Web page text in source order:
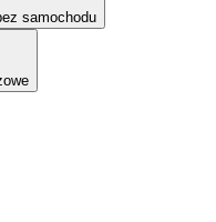
samochodu